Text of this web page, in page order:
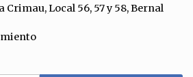
Crimau, Local 56, 57 y 58, Bernal